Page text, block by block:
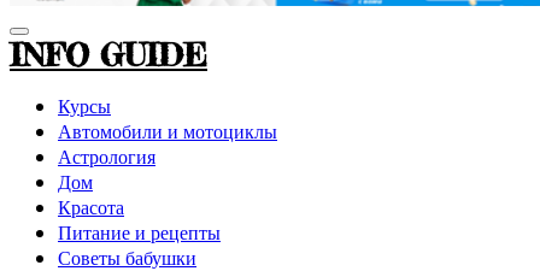
INFO GUIDE
Курсы
Автомобили и мотоциклы
Астрология
Дом
Красота
Питание и рецепты
Советы бабушки